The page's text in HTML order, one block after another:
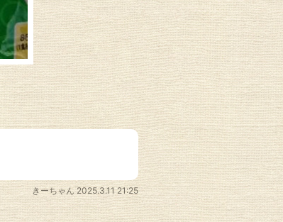
きーちゃん2025.3.11 21:25